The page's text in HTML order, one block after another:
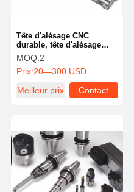
Tête d'alésage CNC
durable, tête d'alésage
réglable pour applications
industrielles
MOQ:2
Prix:20—300 USD
Meilleur prix
Contact